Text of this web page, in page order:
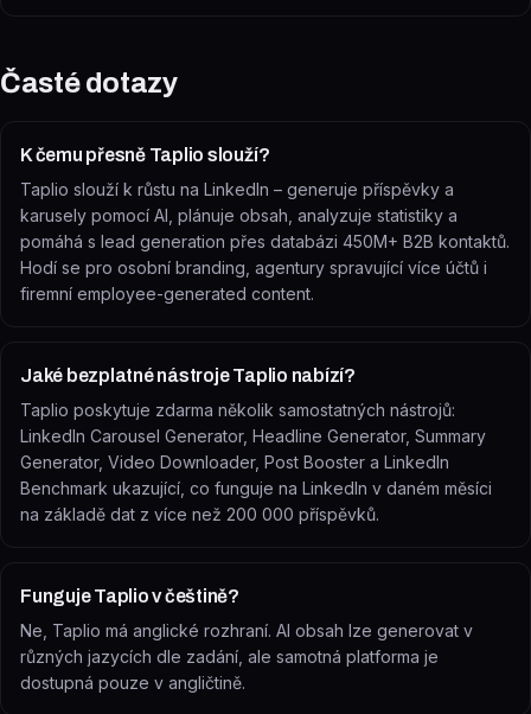
Časté dotazy
K čemu přesně Taplio slouží?
Taplio slouží k růstu na LinkedIn – generuje příspěvky a
karusely pomocí AI, plánuje obsah, analyzuje statistiky a
pomáhá s lead generation přes databázi 450M+ B2B kontaktů.
Hodí se pro osobní branding, agentury spravující více účtů i
firemní employee-generated content.
Jaké bezplatné nástroje Taplio nabízí?
Taplio poskytuje zdarma několik samostatných nástrojů:
LinkedIn Carousel Generator, Headline Generator, Summary
Generator, Video Downloader, Post Booster a LinkedIn
Benchmark ukazující, co funguje na LinkedIn v daném měsíci
na základě dat z více než 200 000 příspěvků.
Funguje Taplio v češtině?
Ne, Taplio má anglické rozhraní. AI obsah lze generovat v
různých jazycích dle zadání, ale samotná platforma je
dostupná pouze v angličtině.